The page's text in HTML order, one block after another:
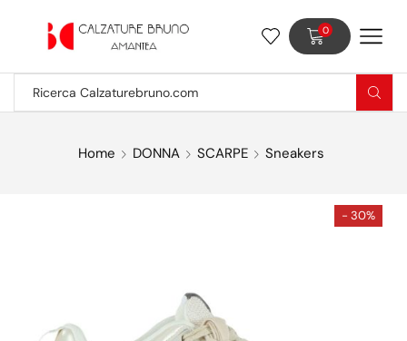
0
Home DONNA SCARPE Sneakers
- 30%